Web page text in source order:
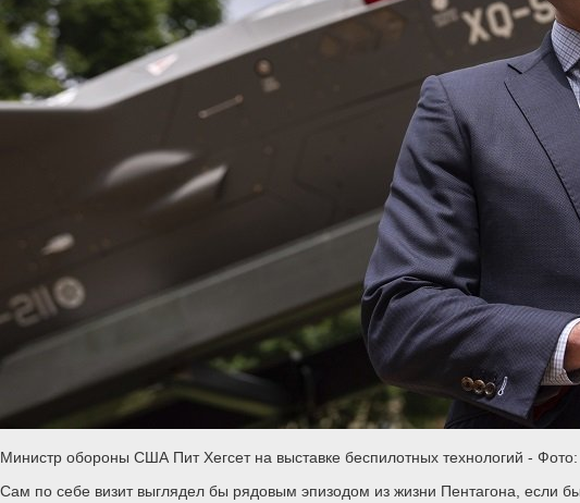
Министр обороны США Пит Хегсет на выставке беспилотных технологий -
Сам по себе визит выглядел бы рядовым эпизодом из жизни Пентагона, если